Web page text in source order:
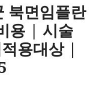
북면임플란
용 | 시술
용대상 |